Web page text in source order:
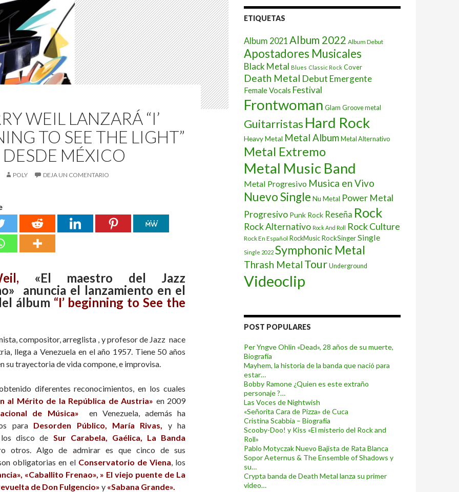
WEIL LANZARÁ “I’
TO SEE THE LIGHT”
DESDE MÉXICO
POLY DEJA UN COMENTARIO
«El maestro del Jazz
anuncia el lanzamiento en el
álbum “I’ beginning to See the
compositor, arreglista , y profesor de Jazz nace
llega a Venezuela en el año 1957. Tiene 50 años
su trayectoria de vida compone, e improvisa.
diferentes reconocimientos, en los cuales
al Mérito de la República de Austria» en 2009
de Música» en Venezuela, además ha
para Desorden Público, María Rivas, y ha
disco de Sur Carabela, Gaélica, La Banda
otros. Algo de admirar es que cinco de sus
obligatorias en el Conservatorio de Viena, los
«Caballito Frenao», » El viejo puente de La
de Don Fulgencio» y «Sabana Grande».
ETIQUETAS
Album 2021 Album 2022 Album Debut
Apostadores Musicales
Black Metal Blues Classic Rock Cover
Death Metal Debut Emergente
Female Vocals Festival
Frontwoman Glam Groove metal
Guitarristas Hard Rock
Heavy Metal Metal Album Metal Alternativo
Metal Extremo
Metal Music Band
Metal Progresivo Musica en Vivo
Nuevo Single Nu Metal Power Metal
Progresivo Punk Rock Reseña Rock
Rock Alternativo Rock And Roll Rock Culture
Rock En Español RockMusic RockSingerSingle
Single 2022 Symphonic Metal
Thrash Metal Tour Underground
Videoclip
POST POPULARES
Per Yngve Ohlin «Dead», 28 años de su muerte,
Biografía
Mayhem, la historia de la banda que nació para
estar…
Bobby Ramone ¿Quien es este extraño
personaje ?…
Las Voces de Nightwish
«Señorita Cara de Pizza» de Cuca
Cristina Scabbia – Biografía
Scooby-Doo! y Kiss «El misterio del Rock and
Roll»
Pablo Motyczak Nuevo Bajista de Rata Blanca
Sopor Aeternus & The Ensemble of Shadows y
su…
Crypta banda de Death Metal lanza su primer
video…